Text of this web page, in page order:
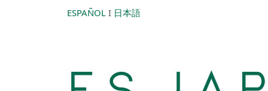
ESPAÑOL I 日本語